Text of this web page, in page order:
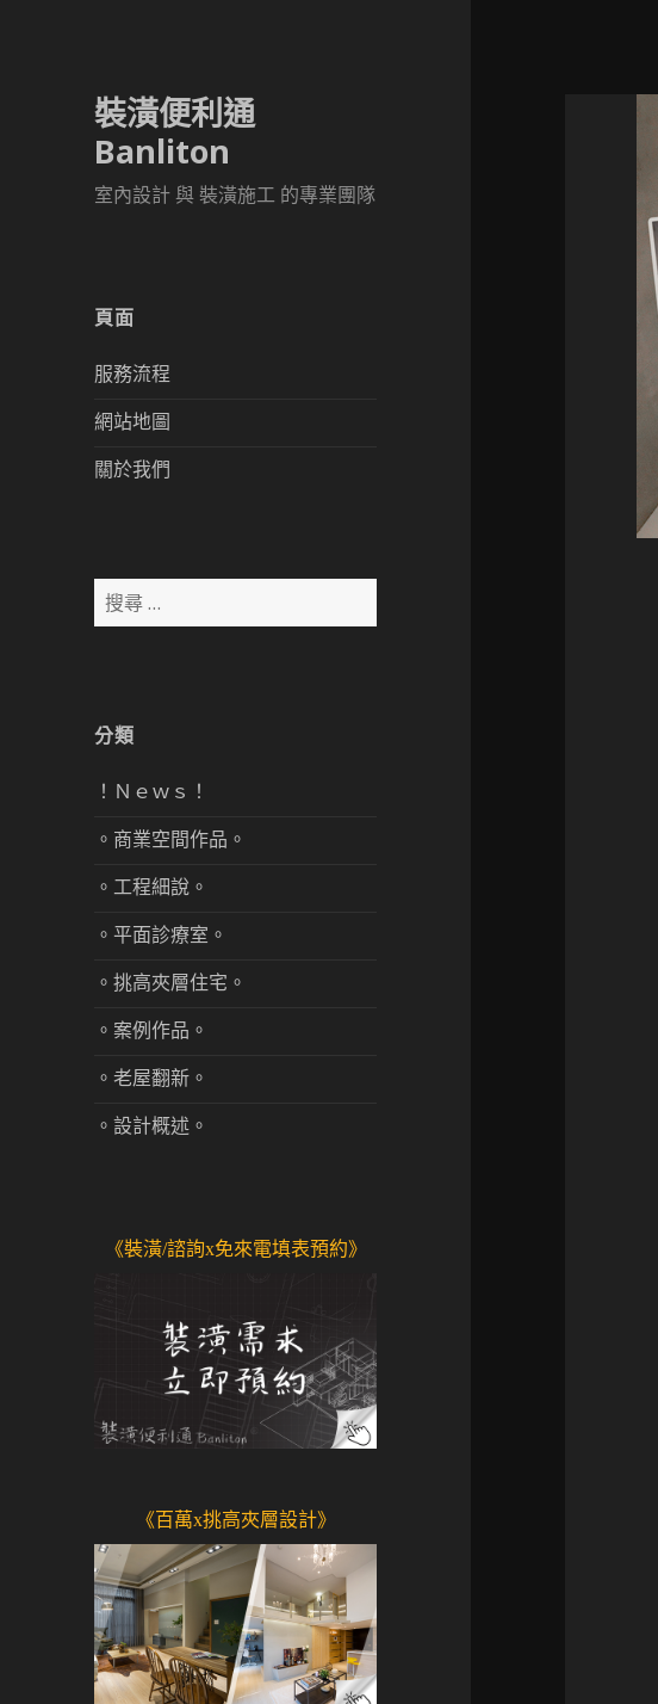
裝潢便利通
Banliton
室內設計 與 裝潢施工 的專業團隊
頁面
服務流程
網站地圖
關於我們
搜
分類
！Ｎｅｗｓ！
。商業空間作品。
。工程細說。
。平面診療室。
。挑高夾層住宅。
。案例作品。
。老屋翻新。
。設計概述。
《裝潢/諮詢x免來電填表預約》
《百萬x挑高夾層設計》